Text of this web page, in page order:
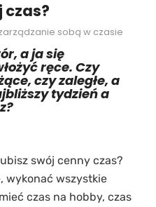
czas?
sobą w czasie
a ja się
ręce. Czy
czy zaległe, a
tydzień a
swój cenny czas?
wykonać wszystkie
czas na hobby, czas